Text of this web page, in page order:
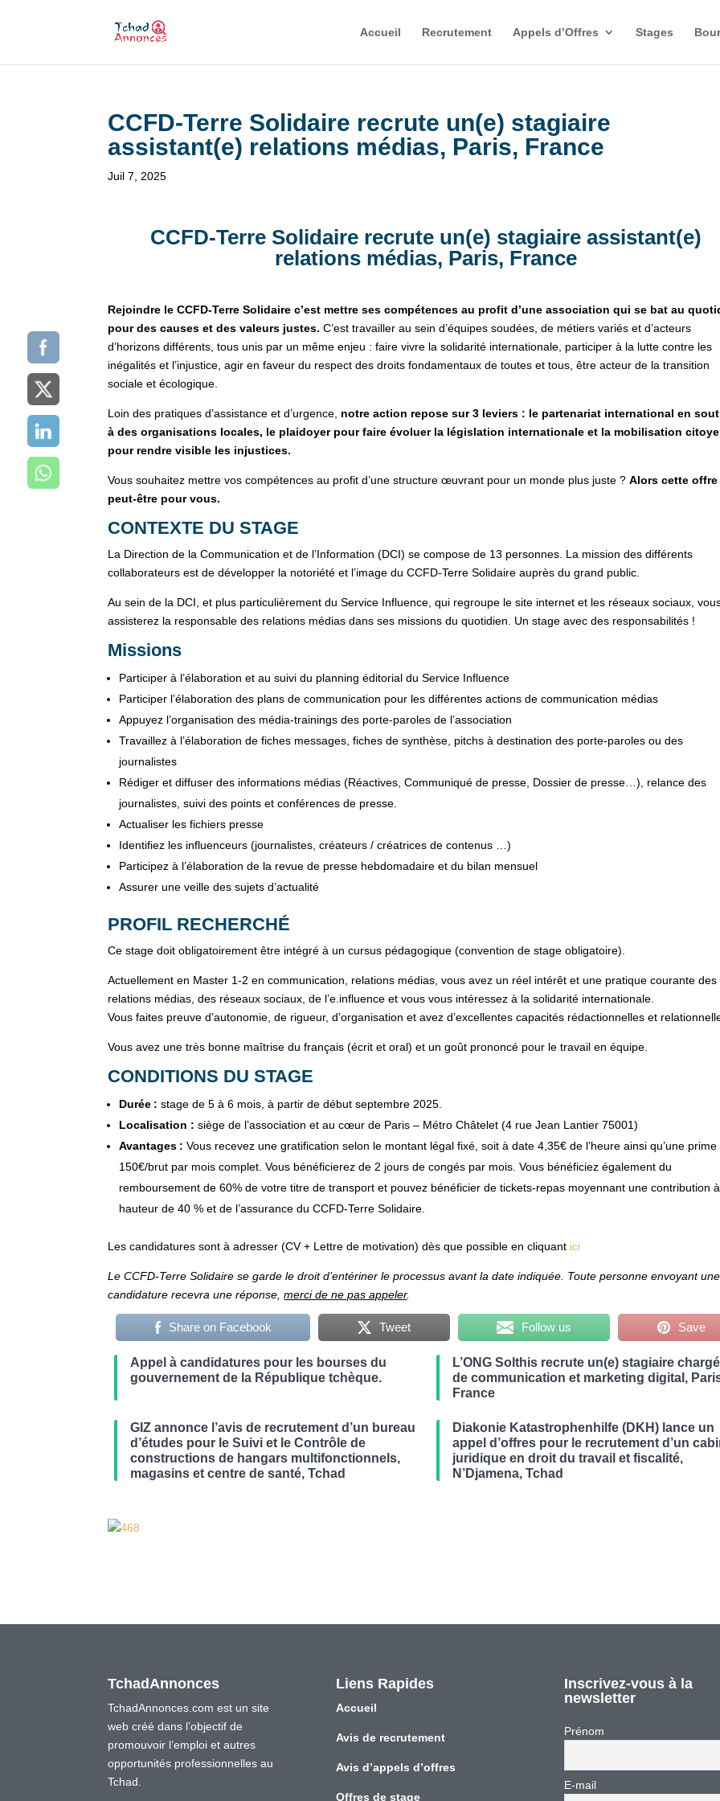
Accueil Recrutement Appels d’Offres Stages
CCFD-Terre Solidaire recrute un(e) stagiaire
assistant(e) relations médias, Paris, France
Juil 7, 2025
CCFD-Terre Solidaire recrute un(e) stagiaire assistant(e)
relations médias, Paris, France
Rejoindre le CCFD-Terre Solidaire c’est mettre ses compétences au profit d’une association qui se bat au
pour des causes et des valeurs justes. C’est travailler au sein d’équipes soudées, de métiers variés et d’acteurs
d’horizons différents, tous unis par un même enjeu : faire vivre la solidarité internationale, participer à la lutte contre les
inégalités et l’injustice, agir en faveur du respect des droits fondamentaux de toutes et tous, être acteur de la transition
sociale et écologique.
Loin des pratiques d’assistance et d’urgence, notre action repose sur 3 leviers : le partenariat international en
à des organisations locales, le plaidoyer pour faire évoluer la législation internationale et la mobilisation
pour rendre visible les injustices.
Vous souhaitez mettre vos compétences au profit d’une structure œuvrant pour un monde plus juste ? Alors cette offre
peut-être pour vous.
CONTEXTE DU STAGE
La Direction de la Communication et de l’Information (DCI) se compose de 13 personnes. La mission des différents
collaborateurs est de développer la notoriété et l’image du CCFD-Terre Solidaire auprès du grand public.
Au sein de la DCI, et plus particulièrement du Service Influence, qui regroupe le site internet et les réseaux sociaux,
assisterez la responsable des relations médias dans ses missions du quotidien. Un stage avec des responsabilités !
Missions
Participer à l’élaboration et au suivi du planning éditorial du Service Influence
Participer l’élaboration des plans de communication pour les différentes actions de communication médias
Appuyez l’organisation des média-trainings des porte-paroles de l’association
Travaillez à l’élaboration de fiches messages, fiches de synthèse, pitchs à destination des porte-paroles ou des
journalistes
Rédiger et diffuser des informations médias (Réactives, Communiqué de presse, Dossier de presse…), relance des
journalistes, suivi des points et conférences de presse.
Actualiser les fichiers presse
Identifiez les influenceurs (journalistes, créateurs / créatrices de contenus …)
Participez à l’élaboration de la revue de presse hebdomadaire et du bilan mensuel
Assurer une veille des sujets d’actualité
PROFIL RECHERCHÉ
Ce stage doit obligatoirement être intégré à un cursus pédagogique (convention de stage obligatoire).
Actuellement en Master 1-2 en communication, relations médias, vous avez un réel intérêt et une pratique courante des
relations médias, des réseaux sociaux, de l’e.influence et vous vous intéressez à la solidarité internationale.
Vous faites preuve d’autonomie, de rigueur, d’organisation et avez d’excellentes capacités rédactionnelles et
Vous avez une très bonne maîtrise du français (écrit et oral) et un goût prononcé pour le travail en équipe.
CONDITIONS DU STAGE
Durée : stage de 5 à 6 mois, à partir de début septembre 2025.
Localisation : siège de l’association et au cœur de Paris – Métro Châtelet (4 rue Jean Lantier 75001)
Avantages : Vous recevez une gratification selon le montant légal fixé, soit à date 4,35€ de l’heure ainsi qu’une prime
150€/brut par mois complet. Vous bénéficierez de 2 jours de congés par mois. Vous bénéficiez également du
remboursement de 60% de votre titre de transport et pouvez bénéficier de tickets-repas moyennant une contribution à
hauteur de 40 % et de l’assurance du CCFD-Terre Solidaire.
Les candidatures sont à adresser (CV + Lettre de motivation) dès que possible en cliquant ici
Le CCFD-Terre Solidaire se garde le droit d’entériner le processus avant la date indiquée. Toute personne envoyant une
candidature recevra une réponse,merci de ne pas appeler.
Share on Facebook Tweet Follow us Save
Appel à candidatures pour les bourses du
gouvernement de la République tchèque.
L’ONG Solthis recrute un(e) stagiaire
de communication et marketing digital,
France
GIZ annonce l’avis de recrutement d’un bureau
d’études pour le Suivi et le Contrôle de
constructions de hangars multifonctionnels,
magasins et centre de santé, Tchad
Diakonie Katastrophenhilfe (DKH) lance un
appel d’offres pour le recrutement d’un
juridique en droit du travail et fiscalité,
N’Djamena, Tchad
TchadAnnonces
TchadAnnonces.com est un site
web créé dans l’objectif de
promouvoir l’emploi et autres
opportunités professionnelles au
Tchad.
Liens Rapides
Accueil
Avis de recrutement
Avis d’appels d’offres
Offres de stage
Inscrivez-vous à la
newsletter
Prénom
E-mail